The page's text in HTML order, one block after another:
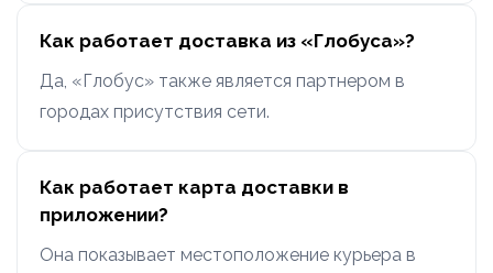
Как работает доставка из «Глобуса»?
Да, «Глобус» также является партнером в
городах присутствия сети.
Как работает карта доставки в
приложении?
Она показывает местоположение курьера в